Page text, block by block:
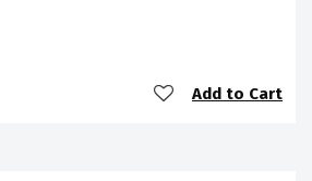
Add to Cart